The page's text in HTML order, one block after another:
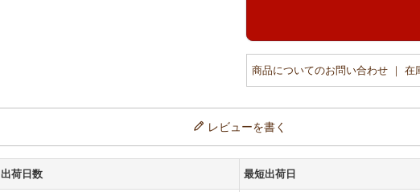
商品についてのお問い合わせ ｜ 在
レビューを書く
出荷日数 最短出荷日